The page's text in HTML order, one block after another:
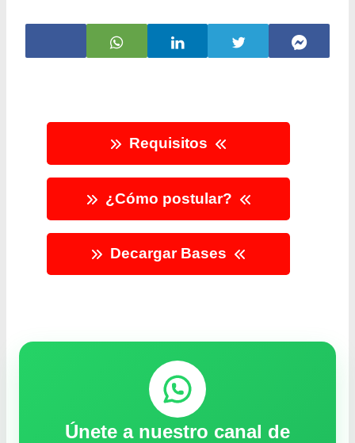
Requisitos
¿Cómo postular?
Decargar Bases
Únete a nuestro canal de